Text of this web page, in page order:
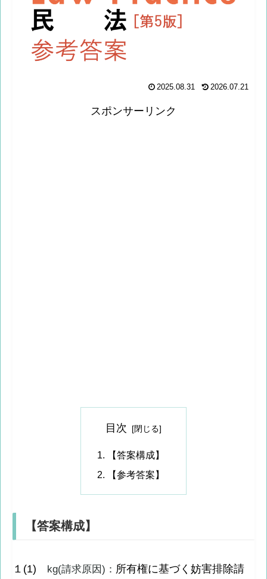
2025.08.31 2026.07.21
スポンサーリンク
目次
【答案構成】
【参考答案】
【答案構成】
１(1) kg(請求原因)： 所有権に基づく妨害排除請